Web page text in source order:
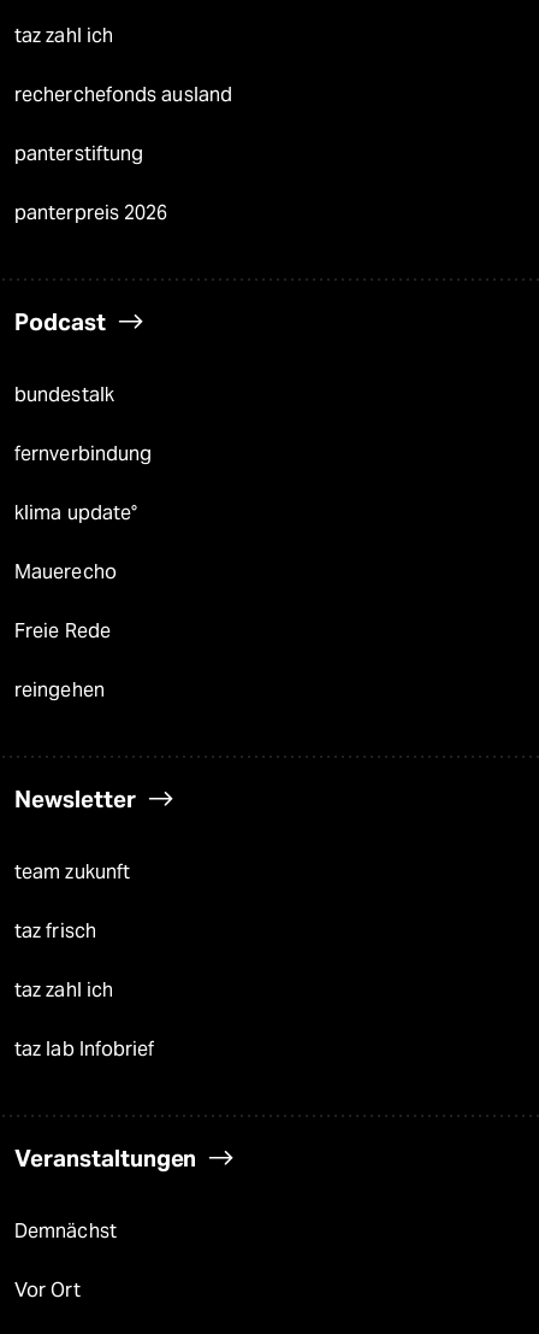
taz zahl ich
recherchefonds ausland
panterstiftung
panterpreis 2026
Podcast
bundestalk
fernverbindung
klima update°
Mauerecho
Freie Rede
reingehen
Newsletter
team zukunft
taz frisch
taz zahl ich
taz lab Infobrief
Veranstaltungen
Demnächst
Vor Ort